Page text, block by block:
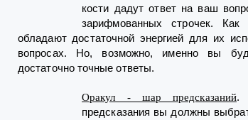
кости дадут ответ на ваш
зарифмованных строчек.
обладают достаточной энергией для их
вопросах. Но, возможно, именно вы
достаточно точные ответы.
Оракул - шар предсказаний.
предсказания вы должны